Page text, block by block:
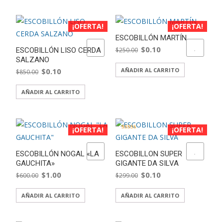
$250.00.
$300.00.
¡OFERTA!
ESCOBILLÓN LISO CERDA
SALZANO
$850.00 El
precio
original
$850.00.
$0.10
precio
actual
AÑADIR AL CARRITO
ADD TO WISHLIST
¡OFERTA!
ESCOBILLÓN MARTÍN
$250.00 El
precio
original
$0.10
precio
actual
AÑADIR AL CARRITO
ADD TO WISHLIST
¡OFERTA!
ESCOBILLÓN NOGAL «LA
GAUCHITA»
$600.00 El
precio
original
$1.00
precio
actual
AÑADIR AL CARRITO
ADD TO WISHLIST
¡OFERTA!
ESCOBILLON SUPER
GIGANTE DA SILVA
Valorado con
5.00
$299.00 El
precio
original
$0.10
precio
actual
AÑADIR AL CARRITO
ADD TO WISHLIST